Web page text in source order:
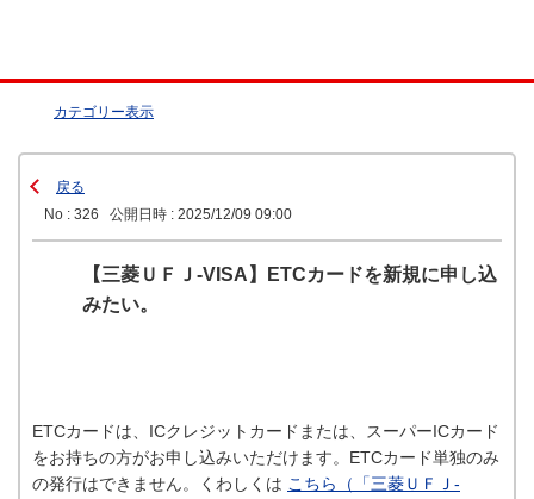
カテゴリー表示
戻る
No : 326
公開日時 : 2025/12/09 09:00
【三菱ＵＦＪ-VISA】ETCカードを新規に申し込
みたい。
ETCカードは、ICクレジットカードまたは、スーパーICカード
をお持ちの方がお申し込みいただけます。ETCカード単独のみ
の発行はできません。くわしくは こちら（「三菱ＵＦＪ-